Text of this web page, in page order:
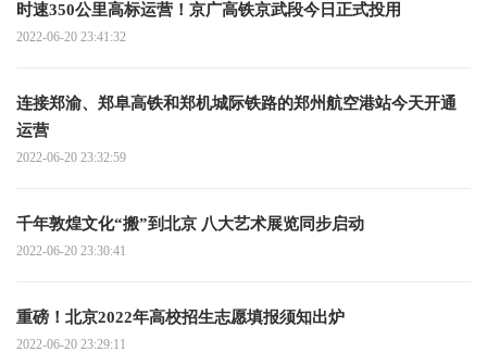
时速350公里高标运营！京广高铁京武段今日正式投用
2022-06-20 23:41:32
连接郑渝、郑阜高铁和郑机城际铁路的郑州航空港站今天开通
运营
2022-06-20 23:32:59
千年敦煌文化“搬”到北京 八大艺术展览同步启动
2022-06-20 23:30:41
重磅！北京2022年高校招生志愿填报须知出炉
2022-06-20 23:29:11